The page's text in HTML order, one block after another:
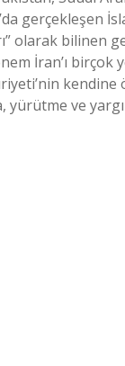
gerçekleşen
olarak bilinen
İran’ı
yürütme ve